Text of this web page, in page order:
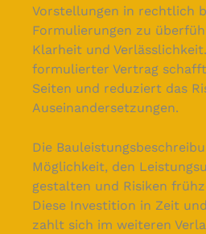
Vorstellungen in rechtlich
Formulierungen zu
Klarheit und
formulierter Vertrag
Seiten und reduziert das
Auseinandersetzungen.
Die
Möglichkeit, den
gestalten und Risiken
Diese Investition in Zeit
zahlt sich im weiteren